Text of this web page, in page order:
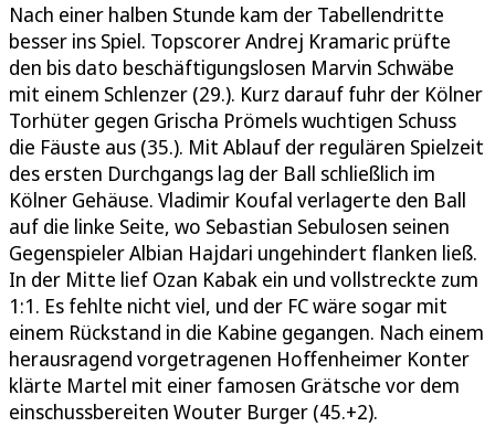
Nach einer halben Stunde kam der Tabellendritte
besser ins Spiel. Topscorer Andrej Kramaric prüfte
den bis dato beschäftigungslosen Marvin Schwäbe
mit einem Schlenzer (29.). Kurz darauf fuhr der Kölner
Torhüter gegen Grischa Prömels wuchtigen Schuss
die Fäuste aus (35.). Mit Ablauf der regulären Spielzeit
des ersten Durchgangs lag der Ball schließlich im
Kölner Gehäuse. Vladimir Koufal verlagerte den Ball
auf die linke Seite, wo Sebastian Sebulosen seinen
Gegenspieler Albian Hajdari ungehindert flanken ließ.
In der Mitte lief Ozan Kabak ein und vollstreckte zum
1:1. Es fehlte nicht viel, und der FC wäre sogar mit
einem Rückstand in die Kabine gegangen. Nach einem
herausragend vorgetragenen Hoffenheimer Konter
klärte Martel mit einer famosen Grätsche vor dem
einschussbereiten Wouter Burger (45.+2).